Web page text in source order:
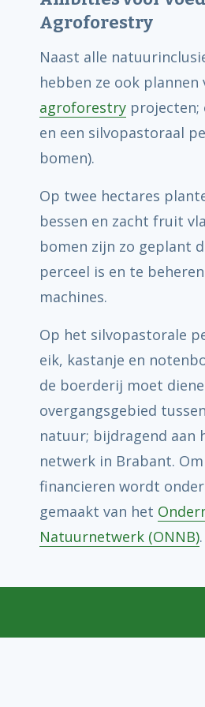
Agroforestry
Naast alle
hebben ze ook plannen
agroforestry projecten;
en een silvopastoraal
bomen).
Op twee hectares
bessen en zacht fruit
bomen zijn zo geplant
perceel is en te
machines.
Op het silvopastorale
eik, kastanje en
de boerderij moet
overgangsgebied
natuur; bijdragend aan
netwerk in Brabant.
financieren wordt
gemaakt van het
Natuurnetwerk (ONNB).